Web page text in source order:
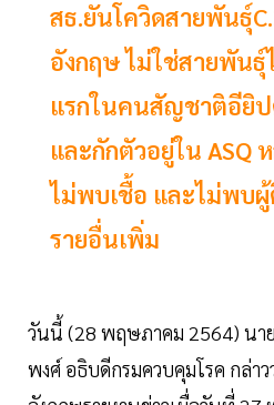
สธ.ยันโควิดสายพันธุ์
อังกฤษ ไม่ใช่สายพัน
แรกในคนสัญชาติอียิป
และกักตัวอยู่ใน ASQ
ไม่พบเชื้อ และไม่พบ
รายอื่นเพิ่ม
วันนี้ (28 พฤษภาคม 2564) นา
พงศ์ อธิบดีกรมควบคุมโรค กล่า